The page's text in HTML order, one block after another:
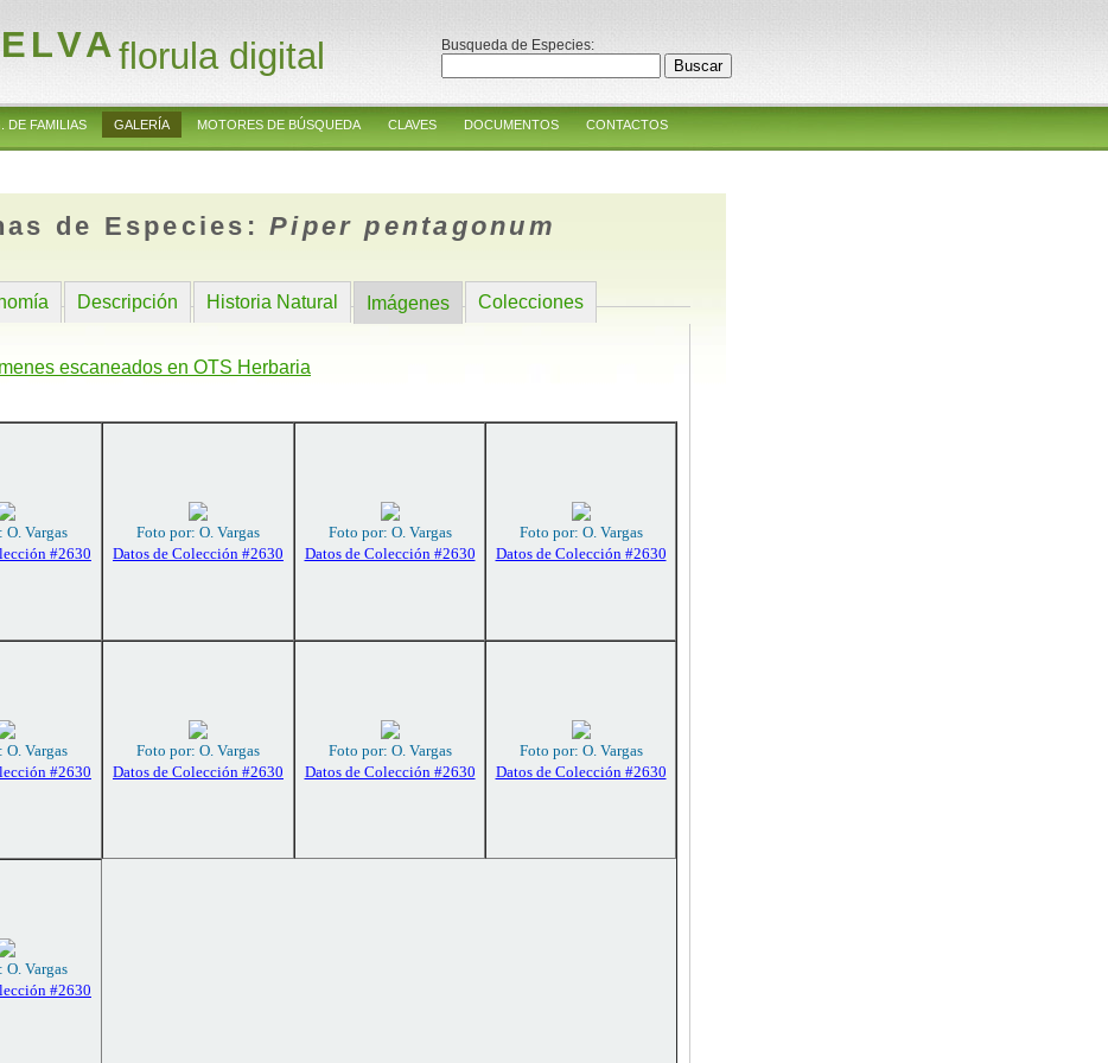
florula digital Busqueda de Especies:
DE FAMILIAS GALERÍA MOTORES DE BÚSQUEDA CLAVES DOCUMENTOS CONTACTOS
de Especies:Piper pentagonum
Descripción Historia Natural Imágenes Colecciones
escaneados en OTS Herbaria
O. Vargas
#2630
Foto por: O. Vargas
Datos de Colección #2630
Foto por: O. Vargas
Datos de Colección #2630
Foto por: O. Vargas
Datos de Colección #2630
O. Vargas
#2630
Foto por: O. Vargas
Datos de Colección #2630
Foto por: O. Vargas
Datos de Colección #2630
Foto por: O. Vargas
Datos de Colección #2630
O. Vargas
#2630